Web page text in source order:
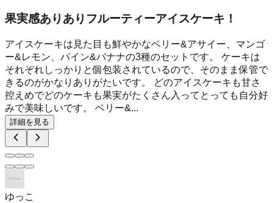
果実感ありありフルーティーアイスケーキ！
アイスケーキは見た目も鮮やかなベリー&アサイー、マンゴ
ー&レモン、パイン&バナナの3種のセットです。 ケーキは
それぞれしっかりと個包装されているので、そのまま保管で
きるのがかなりありがたいです。 どのアイスケーキも甘さ
控えめでどのケーキも果実がたくさん入ってとっても自分好
みで美味しいです。 ベリー&...
詳細を見る
ゆっこ